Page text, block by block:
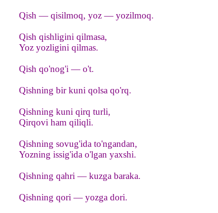
Qish — qisilmoq, yoz — yozilmoq.
Qish qishligini qilmasa,
Yoz yozligini qilmas.
Qish qo'nog'i — o't.
Qishning bir kuni qolsa qo'rq.
Qishning kuni qirq turli,
Qirqovi ham qiliqli.
Qishning sovug'ida to'ngandan,
Yozning issig'ida o'lgan yaxshi.
Qishning qahri — kuzga baraka.
Qishning qori — yozga dori.